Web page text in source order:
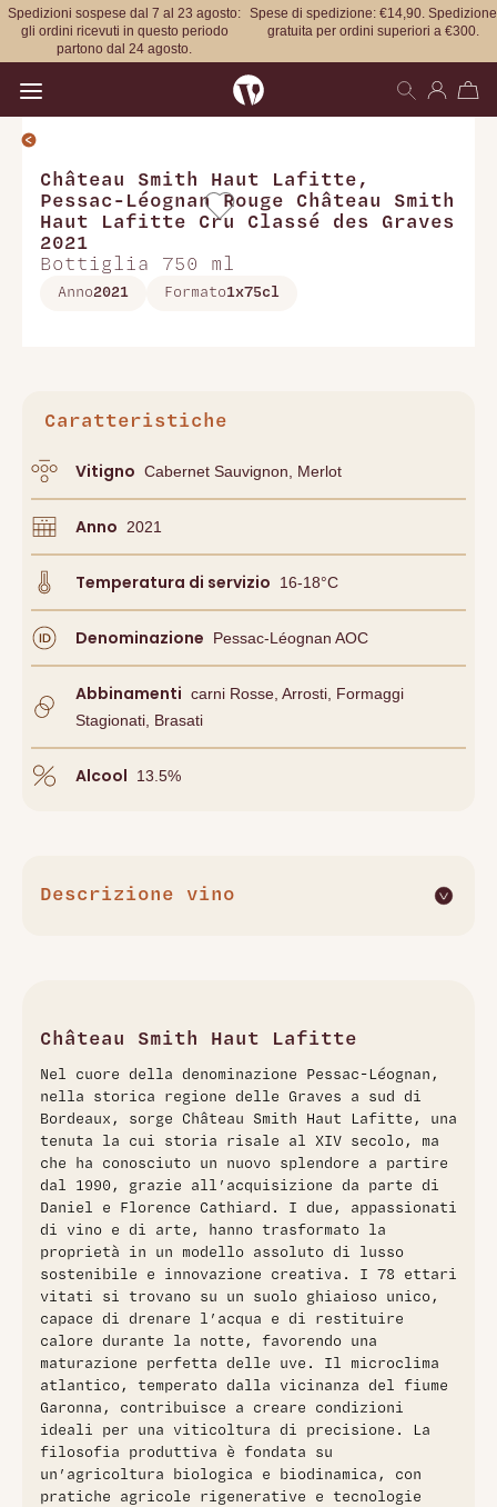
Spedizioni sospese dal 7 al 23 agosto:
gli ordini ricevuti in questo periodo
partono dal 24 agosto.
Spese di spedizione: €14,90. Spedizione
gratuita per ordini superiori a €300.
Château Smith Haut Lafitte ,
Pessac-Léognan Rouge Château Smith
Haut Lafitte Cru Classé des Graves
2021
Bottiglia 750 ml
Anno2021 Formato1x75cl
Caratteristiche
Vitigno Cabernet Sauvignon, Merlot
Anno 2021
Temperatura di servizio 16-18°C
Denominazione Pessac-Léognan AOC
Abbinamenti Carni Rosse, Arrosti, Formaggi
Stagionati, Brasati
Alcool 13.5%
Descrizione vino
Verdot, si presenta con un colore rosso rubino profondo. Al
liquirizia e foglia di tabacco. Al palato, è ben equilibrato,
con una buona freschezza, tannini vellutati e un finale
armonioso.
Château Smith Haut Lafitte
Nel cuore della denominazione Pessac-Léognan,
nella storica regione delle Graves a sud di
Bordeaux, sorge Château Smith Haut Lafitte, una
tenuta la cui storia risale al XIV secolo, ma
che ha conosciuto un nuovo splendore a partire
dal 1990, grazie all’acquisizione da parte di
Daniel e Florence Cathiard. I due, appassionati
di vino e di arte, hanno trasformato la
proprietà in un modello assoluto di lusso
sostenibile e innovazione creativa. I 78 ettari
vitati si trovano su un suolo ghiaioso unico,
capace di drenare l’acqua e di restituire
calore durante la notte, favorendo una
maturazione perfetta delle uve. Il microclima
atlantico, temperato dalla vicinanza del fiume
Garonna, contribuisce a creare condizioni
ideali per una viticoltura di precisione. La
filosofia produttiva è fondata su
un’agricoltura biologica e biodinamica, con
pratiche agricole rigenerative e tecnologie